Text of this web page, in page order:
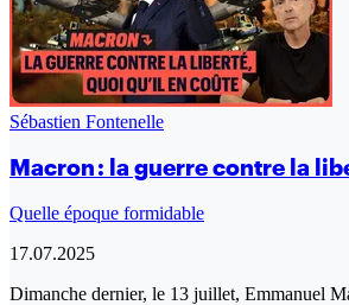
Sébastien Fontenelle
Macron : la guerre contre la
Quelle époque formidable
17.07.2025
Dimanche dernier, le 13 juillet, Emmanuel